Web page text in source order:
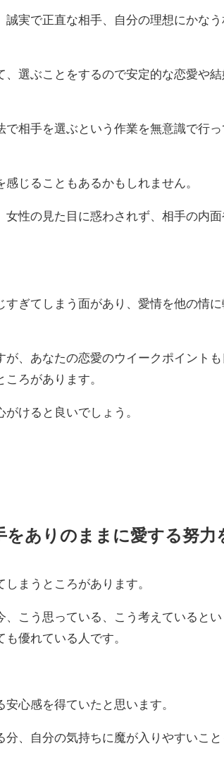
実で正直な相手、自分の理想にかなう
選ぶことをするので安定的な恋愛や結
相手を選ぶという作業を無意識で行っ
じることもあるかもしれません。
性の見た目に惑わされず、相手の内
ぎてしまう面があり、愛情を他の情に
、あなたの恋愛のウイークポイントも
ろがあります。
けると良いでしょう。
をありのままに愛する努力
まうところがあります。
こう思っている、こう考えているとい
優れている人です。
心感を得ていたと思います。
、自分の気持ちに魔が入りやすいこと